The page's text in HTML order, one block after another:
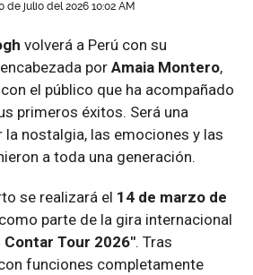
de julio del 2026 10:02 AM
volverá a Perú con su
por Amaia Montero,
el público que ha acompañado
primeros éxitos. Será una
la nostalgia, las emociones y las
a toda una generación.
se realizará el 14 de marzo de
parte de la gira internacional
Contar Tour 2026". Tras
funciones completamente